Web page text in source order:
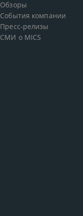
Обзоры
События компании
Пресс-релизы
СМИ о MICS